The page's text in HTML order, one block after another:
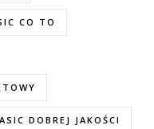
CO TO
DOBREJ JAKOŚCI